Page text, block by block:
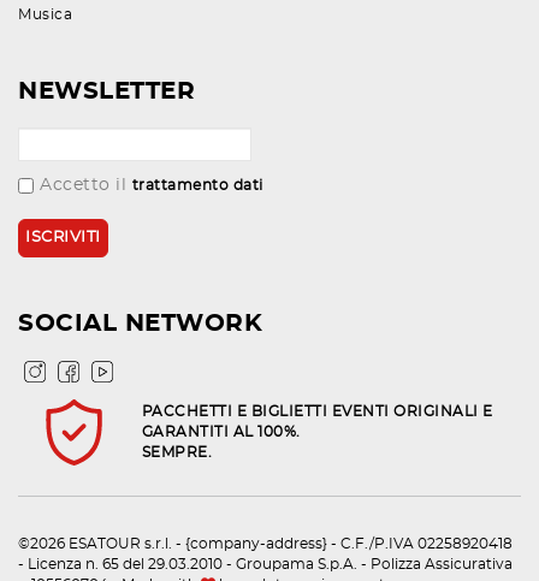
Musica
NEWSLETTER
Accetto il trattamento dati
SOCIAL NETWORK
PACCHETTI E BIGLIETTI EVENTI ORIGINALI E
GARANTITI AL 100%.
SEMPRE.
©2026 ESATOUR s.r.l. - {company-address} - C.F./P.IVA 02258920418
- Licenza n. 65 del 29.03.2010 - Groupama S.p.A. - Polizza Assicurativa